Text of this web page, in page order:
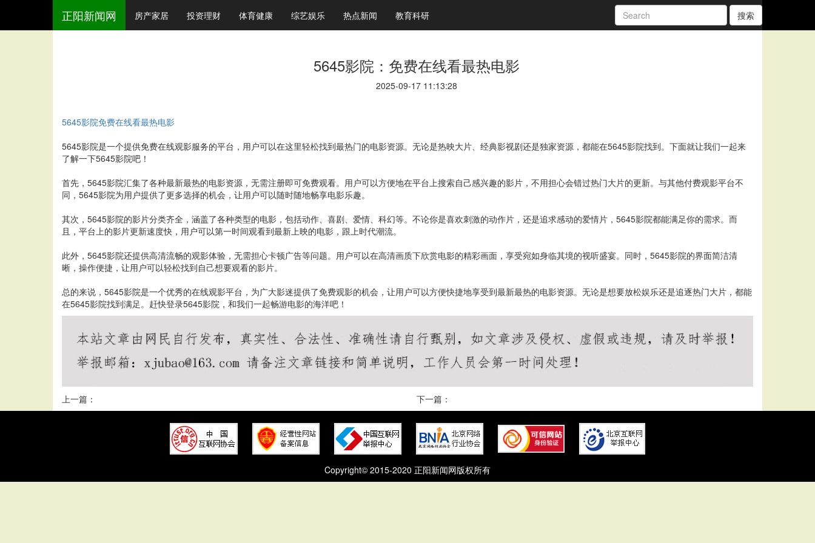
正阳新闻网 房产家居 投资理财 体育健康 综艺娱乐 热点新闻 教育科研 搜索
5645影院：免费在线看最热电影
2025-09-17 11:13:28
5645影院免费在线看最热电影
5645影院是一个提供免费在线观影服务的平台，用户可以在这里轻松找到最热门的电影资源。无论是热映大片、经典影视剧还是独家资源，都能在5645影院找到。下面就让我们一起来
了解一下5645影院吧！
首先，5645影院汇集了各种最新最热的电影资源，无需注册即可免费观看。用户可以方便地在平台上搜索自己感兴趣的影片，不用担心会错过热门大片的更新。与其他付费观影平台不
同，5645影院为用户提供了更多选择的机会，让用户可以随时随地畅享电影乐趣。
其次，5645影院的影片分类齐全，涵盖了各种类型的电影，包括动作、喜剧、爱情、科幻等。不论你是喜欢刺激的动作片，还是追求感动的爱情片，5645影院都能满足你的需求。而
且，平台上的影片更新速度快，用户可以第一时间观看到最新上映的电影，跟上时代潮流。
此外，5645影院还提供高清流畅的观影体验，无需担心卡顿广告等问题。用户可以在高清画质下欣赏电影的精彩画面，享受宛如身临其境的视听盛宴。同时，5645影院的界面简洁清
晰，操作便捷，让用户可以轻松找到自己想要观看的影片。
总的来说，5645影院是一个优秀的在线观影平台，为广大影迷提供了免费观影的机会，让用户可以方便快捷地享受到最新最热的电影资源。无论是想要放松娱乐还是追逐热门大片，都能
在5645影院找到满足。赶快登录5645影院，和我们一起畅游电影的海洋吧！
上一篇： 下一篇：
Copyright© 2015-2020 正阳新闻网版权所有